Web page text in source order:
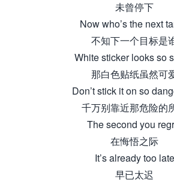
未曾停下
Now who’s the next
不知下一个目标是
White sticker looks so
那白色贴纸虽然可
Don’t stick it on so
千万别靠近那危险的
The second you
在悔悟之际
It’s already too late
早已太迟